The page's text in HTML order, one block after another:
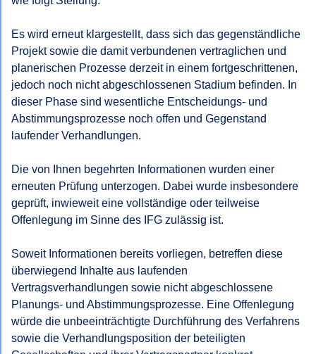
Es wird erneut klargestellt, dass sich das gegenständliche
Projekt sowie die damit verbundenen vertraglichen und
planerischen Prozesse derzeit in einem fortgeschrittenen,
jedoch noch nicht abgeschlossenen Stadium befinden. In
dieser Phase sind wesentliche Entscheidungs- und
Abstimmungsprozesse noch offen und Gegenstand
laufender Verhandlungen.
Die von Ihnen begehrten Informationen wurden einer
erneuten Prüfung unterzogen. Dabei wurde insbesondere
geprüft, inwieweit eine vollständige oder teilweise
Offenlegung im Sinne des IFG zulässig ist.
Soweit Informationen bereits vorliegen, betreffen diese
überwiegend Inhalte aus laufenden
Vertragsverhandlungen sowie nicht abgeschlossene
Planungs- und Abstimmungsprozesse. Eine Offenlegung
würde die unbeeinträchtigte Durchführung des Verfahrens
sowie die Verhandlungsposition der beteiligten